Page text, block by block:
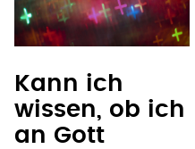
Kann ich
wissen, ob ich
an Gott